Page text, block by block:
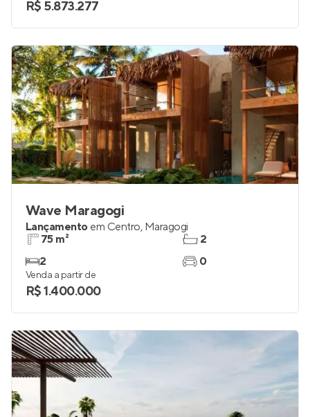
R$ 5.873.277
Wave Maragogi
Lançamento em Centro, Maragogi
75 m²
2
2
0
Venda a partir de
R$ 1.400.000